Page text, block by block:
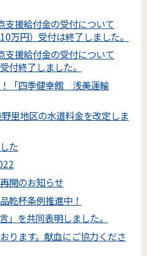
援給付金の受付について
万円）受付は終了しました。
援給付金の受付について
付終了しました。
「四季健幸館 浅美運輸
里地区の水道料金を改定しま
た
開のお知らせ
乾杯条例推進中！
」を共同表明しました。
ります。献血にご協力くださ